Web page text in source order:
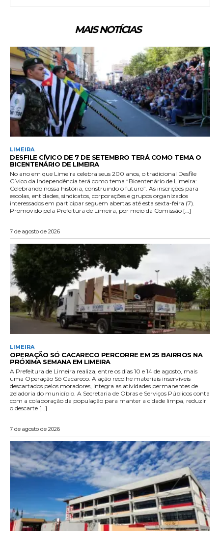
MAIS NOTÍCIAS
LIMEIRA
DESFILE CÍVICO DE 7 DE SETEMBRO TERÁ COMO TEMA O
BICENTENÁRIO DE LIMEIRA
No ano em que Limeira celebra seus 200 anos, o tradicional Desfile
Cívico da Independência terá como tema “Bicentenário de Limeira:
Celebrando nossa história, construindo o futuro”. As inscrições para
escolas, entidades, sindicatos, corporações e grupos organizados
interessados em participar seguem abertas até esta sexta-feira (7).
Promovido pela Prefeitura de Limeira, por meio da Comissão […]
7 de agosto de 2026
LIMEIRA
OPERAÇÃO SÓ CACARECO PERCORRE EM 25 BAIRROS NA
PRÓXIMA SEMANA EM LIMEIRA
A Prefeitura de Limeira realiza, entre os dias 10 e 14 de agosto, mais
uma Operação Só Cacareco. A ação recolhe materiais inservíveis
descartados pelos moradores, integra as atividades permanentes de
zeladoria do município. A Secretaria de Obras e Serviços Públicos conta
com a colaboração da população para manter a cidade limpa, reduzir
o descarte […]
7 de agosto de 2026